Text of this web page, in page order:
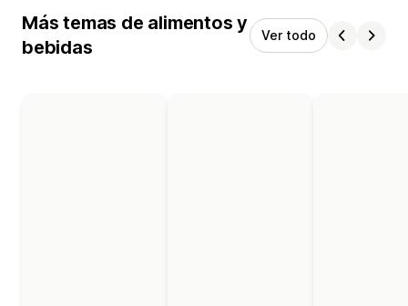
Más temas de alimentos y
bebidas
Ver todo